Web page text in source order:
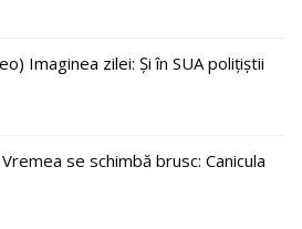
Imaginea zilei: Și în SUA polițiștii
se schimbă brusc: Canicula